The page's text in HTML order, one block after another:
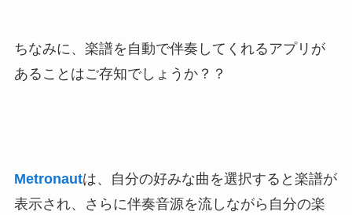
ちなみに、 楽譜を自動で伴奏してくれるアプリ が
あることはご存知でしょうか？？
Metronautは、自分の好みな曲を選択すると楽譜が
表示され、さらに伴奏音源を流しながら自分の楽